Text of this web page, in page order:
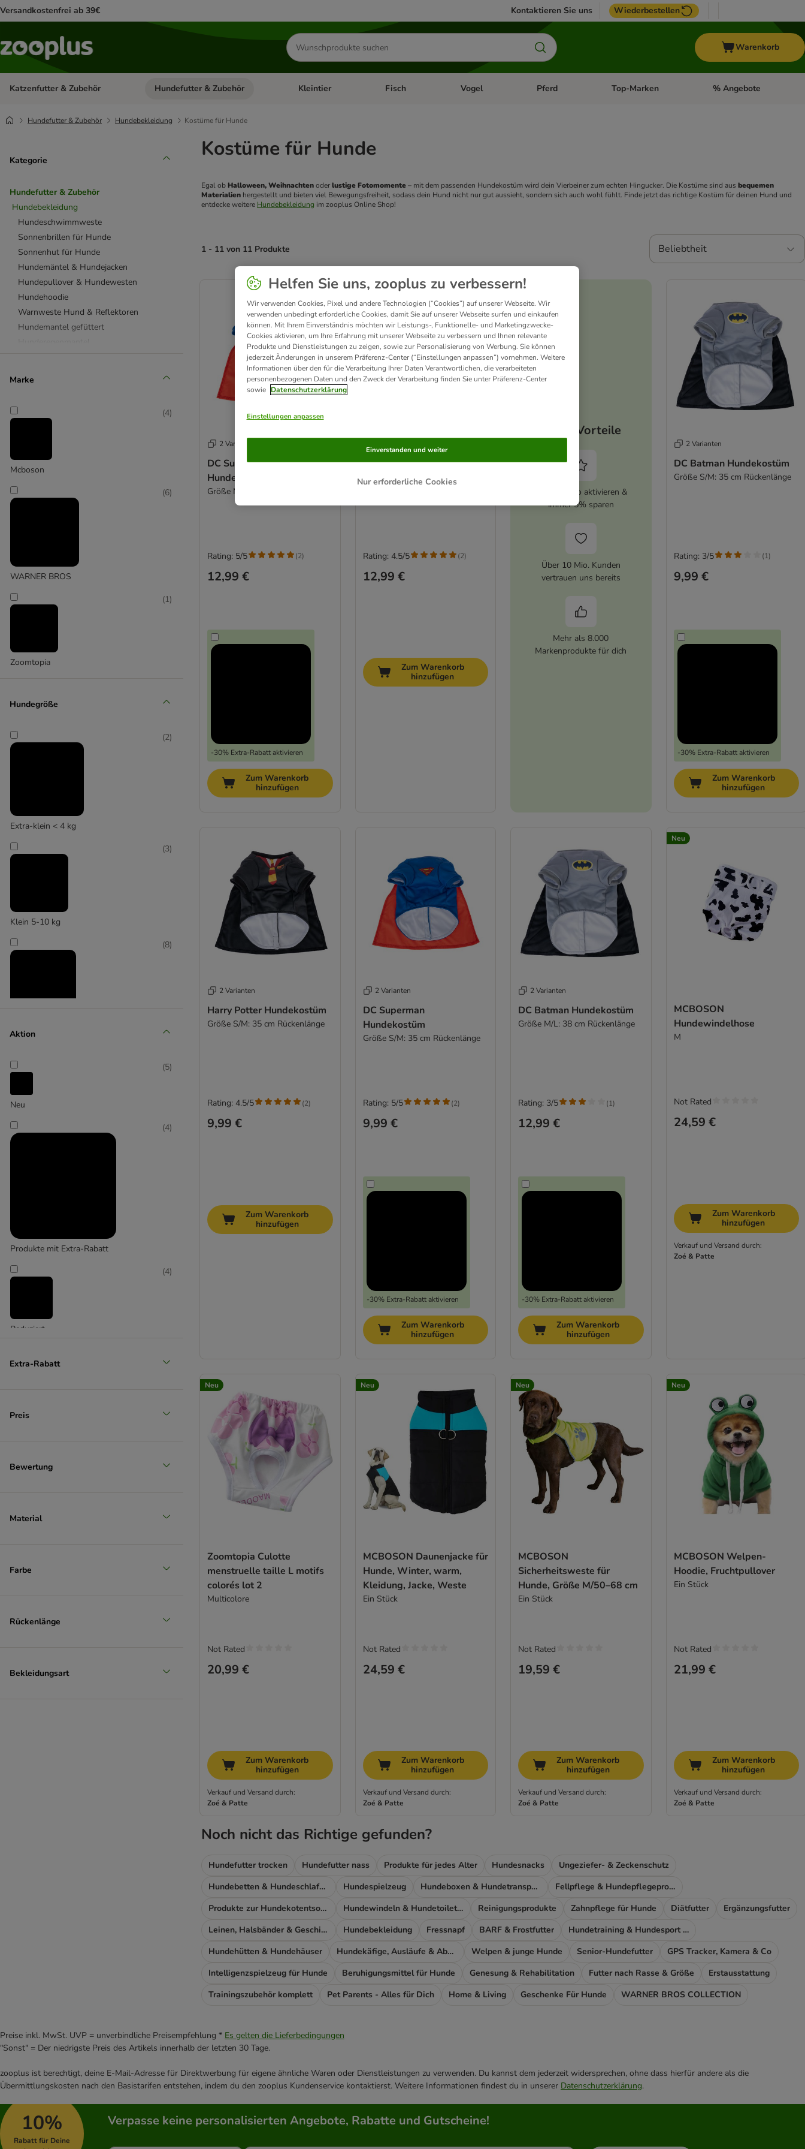
Versandkostenfrei ab 39€ Kontaktieren Sie uns Wiederbestellen
Produkte
suchen
Warenkorb
Katzenfutter & Zubehör Kategorie-Menü öffnen: Katzenfutter & Zubehör
Hundefutter & Zubehör Kategorie-Menü öffnen: Hundefutter & Zubehör
Kleintier Kategorie-Menü öffnen: Kleintier
Fisch Kategorie-Menü öffnen: Fisch
Vogel Kategorie-Menü öffnen: Vogel
Pferd Kategorie-Menü öffnen: Pferd
Top-Marken Kategorie-Menü öffnen:
% Angebote
Hundefutter & Zubehör Hundebekleidung Kostüme für Hunde
Kategorie
Hundefutter & Zubehör
Hundebekleidung
Hundeschwimmweste
Sonnenbrillen für Hunde
Sonnenhut für Hunde
Hundemäntel & Hundejacken
Hundepullover & Hundewesten
Hundehoodie
Warnweste Hund & Reflektoren
Hundemantel gefüttert
Kostüme für Hunde
Rukka
Marke
Mcboson
(4)
WARNER BROS
(6)
Zoomtopia
(1)
Hundegröße
Extra-klein < 4 kg
(2)
Klein 5-10 kg
(3)
(8)
Groß 26-45 kg
Aktion
Neu
(5)
Produkte mit Extra-Rabatt
(4)
Reduziert
(4)
Extra-Rabatt
Preis
Bewertung
Material
Farbe
Rückenlänge
Bekleidungsart
Kostüme für Hunde
Egal ob Halloween, Weihnachten oder lustige Fotomomente – mit dem passenden Hundekostüm wird dein Vierbeiner zum echten Hingucker. Die Kostüme sind aus bequemen
Materialien hergestellt und bieten viel Bewegungsfreiheit, sodass dein Hund nicht nur gut aussieht, sondern sich auch wohl fühlt. Finde jetzt das richtige Kostüm für deinen Hund und
entdecke weitere Hundebekleidung im zooplus Online Shop!
1 - 11 von 11 Produkte Beliebtheit
product items have been changed
2 Varianten
DC Superman
Hundekostüm
Größe M/L: 38 cm Rückenlänge
12,99 €
-30% Extra-Rabatt aktivieren
Rating: 5/5 (2)
Zum Warenkorb
hinzufügen
Harry Potter Hundekostüm
Größe M/L: 38 cm Rückenlänge
12,99 €
Rating: 4.5/5 (2)
Zum Warenkorb
hinzufügen
Deine Vorteile
zooplus Abo aktivieren &
immer 5% sparen
Über 10 Mio. Kunden
vertrauen uns bereits
Mehr als 8.000
Markenprodukte für dich
2 Varianten
DC Batman Hundekostüm
Größe S/M: 35 cm Rückenlänge
9,99 €
-30% Extra-Rabatt aktivieren
Rating: 3/5 (1)
Zum Warenkorb
hinzufügen
2 Varianten
Harry Potter Hundekostüm
Größe S/M: 35 cm Rückenlänge
9,99 €
Rating: 4.5/5 (2)
Zum Warenkorb
hinzufügen
2 Varianten
DC Superman
Hundekostüm
Größe S/M: 35 cm Rückenlänge
9,99 €
-30% Extra-Rabatt aktivieren
Rating: 5/5 (2)
Zum Warenkorb
hinzufügen
2 Varianten
DC Batman Hundekostüm
Größe M/L: 38 cm Rückenlänge
12,99 €
-30% Extra-Rabatt aktivieren
Rating: 3/5 (1)
Zum Warenkorb
hinzufügen
Neu
MCBOSON
Hundewindelhose
M
24,59 €
Not Rated
Zum Warenkorb
hinzufügen
Verkauf und Versand durch:
Zoé & Patte
Neu
Zoomtopia Culotte
menstruelle taille L motifs
colorés lot 2
Multicolore
20,99 €
Not Rated
Zum Warenkorb
hinzufügen
Verkauf und Versand durch:
Zoé & Patte
Neu
MCBOSON Daunenjacke für
Hunde, Winter, warm,
Kleidung, Jacke, Weste
Ein Stück
24,59 €
Not Rated
Zum Warenkorb
hinzufügen
Verkauf und Versand durch:
Zoé & Patte
Neu
MCBOSON
Sicherheitsweste für
Hunde, Größe M/50–68 cm
Ein Stück
19,59 €
Not Rated
Zum Warenkorb
hinzufügen
Verkauf und Versand durch:
Zoé & Patte
Neu
MCBOSON Welpen-
Hoodie, Fruchtpullover
Ein Stück
21,99 €
Not Rated
Zum Warenkorb
hinzufügen
Verkauf und Versand durch:
Zoé & Patte
Noch nicht das Richtige gefunden?
Hundefutter trocken Hundefutter nass Produkte für jedes Alter Hundesnacks
Ungeziefer- & Zeckenschutz
Hundebetten & Hundeschlafplatz
Hundespielzeug Hundeboxen & Hundetransport
Fellpflege & Hundepflegeprodukte
Produkte zur Hundekotentsorgung
Hundewindeln & Hundetoiletten Reinigungsprodukte Zahnpflege für Hunde Diätfutter
Ergänzungsfutter
Leinen, Halsbänder & Geschirre
Hundebekleidung Fressnapf BARF & Frostfutter
Hundetraining & Hundesport Zubehör
Hundehütten & Hundehäuser
Hundekäfige, Ausläufe & Absperrgitter Welpen & junge Hunde Senior-Hundefutter
GPS Tracker, Kamera & Co
Intelligenzspielzeug für Hunde
Beruhigungsmittel für Hunde Genesung & Rehabilitation Futter nach Rasse & Größe
Erstausstattung
Trainingszubehör komplett
Pet Parents - Alles für Dich Home & Living Geschenke Für Hunde WARNER BROS COLLECTION
Preise inkl. MwSt. UVP = unverbindliche Preisempfehlung * Es gelten die Lieferbedingungen
"Sonst" = Der niedrigste Preis des Artikels innerhalb der letzten 30 Tage.
zooplus ist berechtigt, deine E-Mail-Adresse für Direktwerbung für eigene ähnliche Waren oder Dienstleistungen zu verwenden. Du kannst dem jederzeit widersprechen, ohne dass hierfür andere als die
Übermittlungskosten nach den Basistarifen entstehen, indem du den zooplus Kundenservice kontaktierst. Weitere Informationen findest du in unserer Datenschutzerklärung.
10%
Rabatt für Deine
Verpasse keine personalisierten Angebote, Rabatte und Gutscheine!
Helfen Sie uns, zooplus zu verbessern!
Wir verwenden Cookies, Pixel und andere Technologien (“Cookies”) auf unserer Webseite. Wir
verwenden unbedingt erforderliche Cookies, damit Sie auf unserer Webseite surfen und einkaufen
können. Mit Ihrem Einverständnis möchten wir Leistungs-, Funktionelle- und Marketingzwecke-
Cookies aktivieren, um Ihre Erfahrung mit unserer Webseite zu verbessern und Ihnen relevante
Produkte und Dienstleistungen zu zeigen, sowie zur Personalisierung von Werbung. Sie können
jederzeit Änderungen in unserem Präferenz-Center (“Einstellungen anpassen”) vornehmen. Weitere
Informationen über den für die Verarbeitung Ihrer Daten Verantwortlichen, die verarbeiteten
personenbezogenen Daten und den Zweck der Verarbeitung finden Sie unter Präferenz-Center
sowie Datenschutzerklärung
Einstellungen anpassen
Nur erforderliche Cookies
Einverstanden und weiter